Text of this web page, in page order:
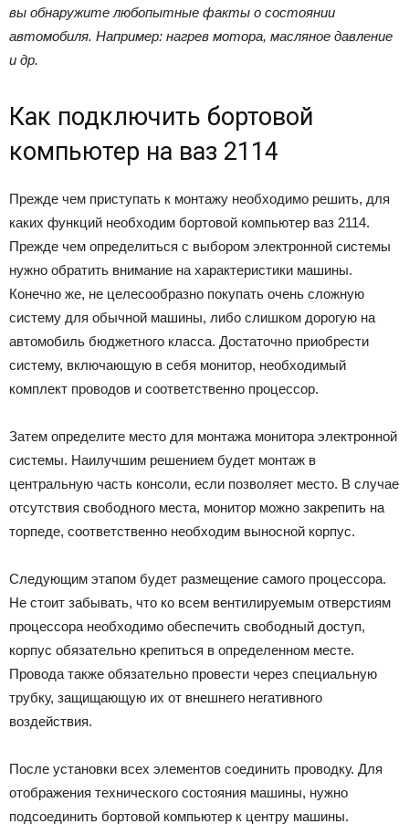
вы обнаружите любопытные факты о состоянии
автомобиля. Например: нагрев мотора, масляное давление
и др.
Как подключить бортовой
компьютер на ваз 2114
Прежде чем приступать к монтажу необходимо решить, для
каких функций необходим бортовой компьютер ваз 2114.
Прежде чем определиться с выбором электронной системы
нужно обратить внимание на характеристики машины.
Конечно же, не целесообразно покупать очень сложную
систему для обычной машины, либо слишком дорогую на
автомобиль бюджетного класса. Достаточно приобрести
систему, включающую в себя монитор, необходимый
комплект проводов и соответственно процессор.
Затем определите место для монтажа монитора электронной
системы. Наилучшим решением будет монтаж в
центральную часть консоли, если позволяет место. В случае
отсутствия свободного места, монитор можно закрепить на
торпеде, соответственно необходим выносной корпус.
Следующим этапом будет размещение самого процессора.
Не стоит забывать, что ко всем вентилируемым отверстиям
процессора необходимо обеспечить свободный доступ,
корпус обязательно крепиться в определенном месте.
Провода также обязательно провести через специальную
трубку, защищающую их от внешнего негативного
воздействия.
После установки всех элементов соединить проводку. Для
отображения технического состояния машины, нужно
подсоединить бортовой компьютер к центру машины.